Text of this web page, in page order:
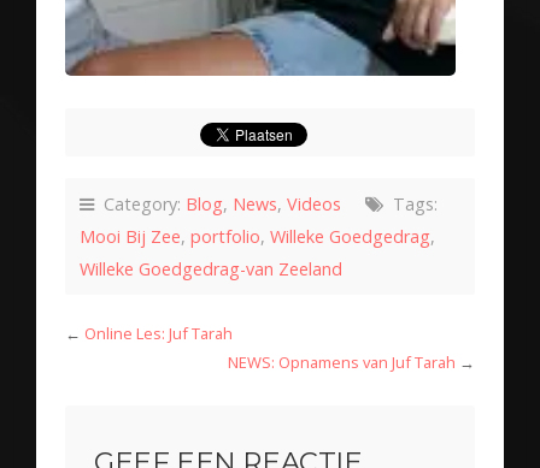
Category: Blog, News, Videos
Tags:
Mooi Bij Zee, portfolio, Willeke Goedgedrag,
Willeke Goedgedrag-van Zeeland
← Online Les: Juf Tarah
NEWS: Opnamens van Juf Tarah →